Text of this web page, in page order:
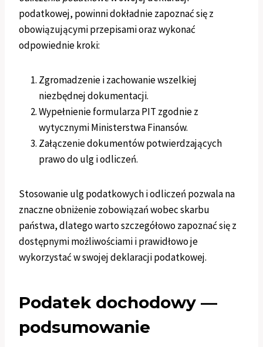
podatkowej, powinni dokładnie zapoznać się z
obowiązującymi przepisami oraz wykonać
odpowiednie kroki:
Zgromadzenie i zachowanie wszelkiej
niezbędnej dokumentacji.
Wypełnienie formularza PIT zgodnie z
wytycznymi Ministerstwa Finansów.
Załączenie dokumentów potwierdzających
prawo do ulg i odliczeń.
Stosowanie ulg podatkowych i odliczeń pozwala na
znaczne obniżenie zobowiązań wobec skarbu
państwa, dlatego warto szczegółowo zapoznać się z
dostępnymi możliwościami i prawidłowo je
wykorzystać w swojej deklaracji podatkowej.
Podatek dochodowy —
podsumowanie